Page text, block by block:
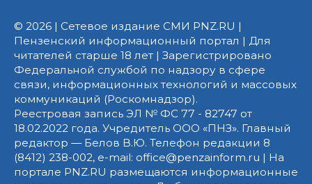
© 2026 | Сетевое издание СМИ PNZ.RU |
Пензенский информационный портал | Для
читателей старше 18 лет | Зарегистрировано
Федеральной службой по надзору в сфере
связи, информационных технологий и массовых
коммуникаций (Роскомнадзор).
Реестровая запись ЭЛ № ФС 77 - 82747 от
18.02.2022 года. Учредитель ООО «ПНЗ». Главный
редактор — Белов В.Ю. Телефон редакции 8
(8412) 238-002, e-mail: office@penzainform.ru | На
портале PNZ.RU размещаются информационные